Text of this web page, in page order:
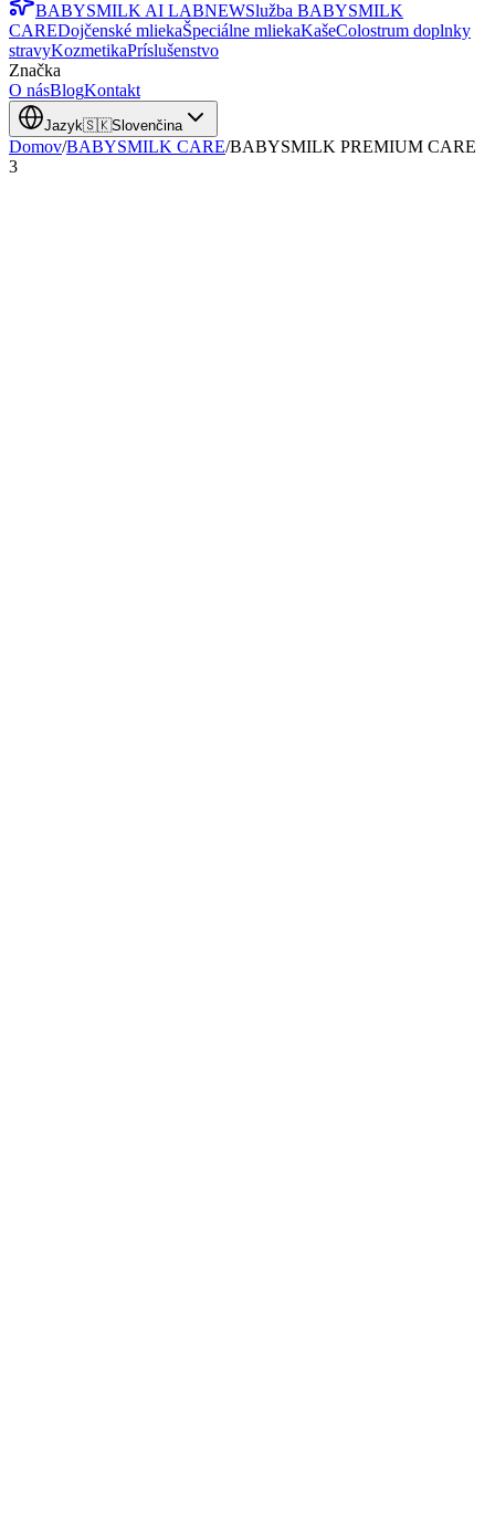
BABYSMILK AI LABNEWSlužba BABYSMILK
CAREDojčenské mliekaŠpeciálne mliekaKašeColostrum doplnky
stravyKozmetikaPríslušenstvo
Značka
O násBlogKontakt
Jazyk🇸🇰Slovenčina
Domov/BABYSMILK CARE/BABYSMILK PREMIUM CARE
3